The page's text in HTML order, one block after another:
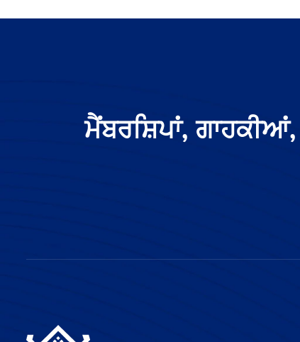
ਮੈਂਬਰਸ਼ਿਪਾਂ,